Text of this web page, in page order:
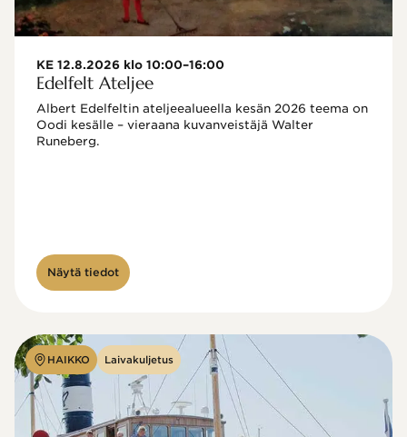
KE 12.8.2026 klo 10:00–16:00
Edelfelt Ateljee
Albert Edelfeltin ateljeealueella kesän 2026 teema on
Oodi kesälle – vieraana kuvanveistäjä Walter
Näytä tiedot
HAIKKO Laivakuljetus